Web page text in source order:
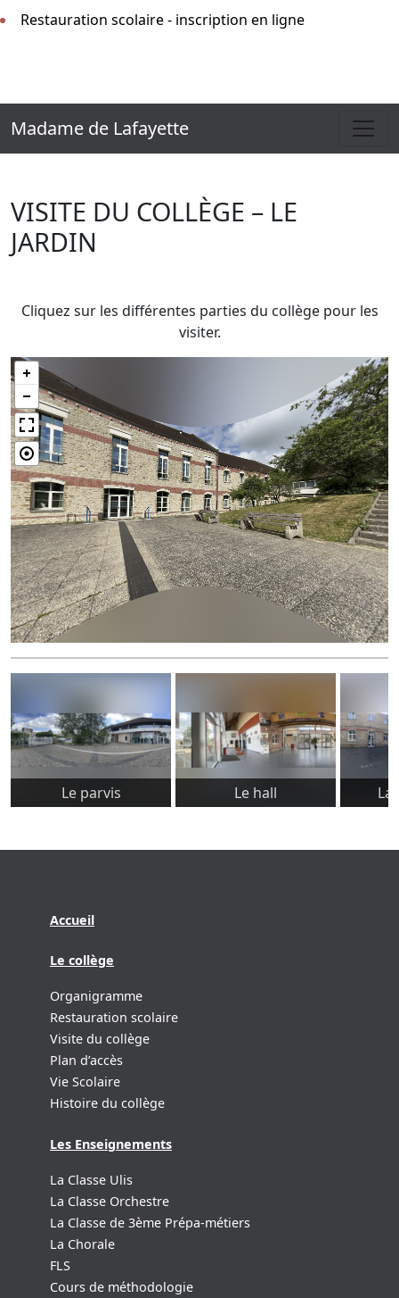
Restauration scolaire - inscription en ligne
Madame de Lafayette
VISITE DU COLLÈGE – LE
JARDIN
Cliquez sur les différentes parties du collège pour les
visiter.
Le parvis Le hall La
Accueil
Le collège
Organigramme
Restauration scolaire
Visite du collège
Plan d’accès
Vie Scolaire
Histoire du collège
Les Enseignements
La Classe Ulis
La Classe Orchestre
La Classe de 3ème Prépa-métiers
La Chorale
FLS
Cours de méthodologie